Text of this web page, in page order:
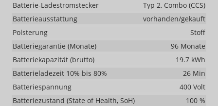
Batterie-Ladestromstecker
Typ 2, Combo (CCS)
Batterieausstattung
vorhanden/gekauft
Polsterung
Stoff
Batteriegarantie (Monate)
96 Monate
Batteriekapazität (brutto)
19.7 kWh
Batterieladezeit 10% bis 80%
26 Min
Batteriespannung
400 Volt
Batteriezustand (State of Health, SoH)
100 %